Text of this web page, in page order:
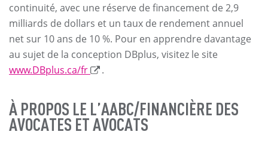
continuité, avec une réserve de financement de 2,9
milliards de dollars et un taux de rendement annuel
net sur 10 ans de 10 %. Pour en apprendre davantage
au sujet de la conception DBplus, visitez le site
www.DBplus.ca/fr
.
À PROPOS LE L’AABC/FINANCIÈRE DES
AVOCATES ET AVOCATS